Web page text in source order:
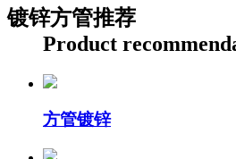
镀锌方管推荐
Product
方管镀锌